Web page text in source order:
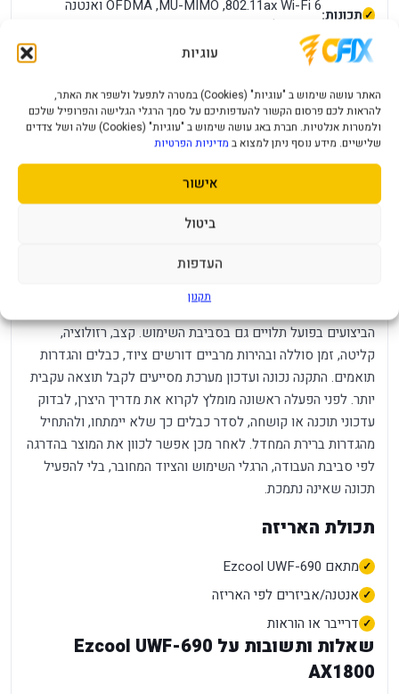
עוגיות
האתר עושה שימוש ב "עוגיות" (Cookies) במטרה לתפעל ולשפר את האתר,
להראות לכם פרסום הקשור להעדפותיכם על סמך הרגלי הגלישה והפרופיל שלכם
ולמטרות אנלטיות. חברת באג עושה שימוש ב "עוגיות" (Cookies) שלה ושל צדדים
שלישיים. מידע נוסף ניתן למצוא ב מדיניות הפרטיות
אישור
ביטול
העדפות
תקנון
תכונות:
Wi-Fi 6 ‏802.11ax, ‏MU-MIMO, ‏OFDMA ואנטנה
חיצונית לפי מבנה הדגם
חשמל / סוללה:
מקבל חשמל דרך USB
ומשקל:
האנטנה והמחבר
תאימות:
Windows לפי הדרייבר המצורף/אתר היבואן וראוטרים
Wi-Fi מדורות קודמים
מה חשוב לדעת לפני הרכישה?
AX1800 הוא סכום מהירויות תאורטיות ואינו מהירות הורדה. יש
לאמת דרייבר למערכת לפני רכישה בנוסף, מומלץ לבדוק את מספר
לשווק גרסאות אזוריות דומות בשם, אך עם מחבר, אביזרים או
הביצועים בפועל תלויים גם בסביבת השימוש. קצב, רזולוציה,
קליטה, זמן סוללה ובהירות מרביים דורשים ציוד, כבלים והגדרות
תואמים. התקנה נכונה ועדכון מערכת מסייעים לקבל תוצאה עקבית
יותר. לפני הפעלה ראשונה מומלץ לקרוא את מדריך היצרן, לבדוק
עדכוני תוכנה או קושחה, לסדר כבלים כך שלא יימתחו, ולהתחיל
מהגדרות ברירת המחדל. לאחר מכן אפשר לכוון את המוצר בהדרגה
לפי סביבת העבודה, הרגלי השימוש והציוד המחובר, בלי להפעיל
תכונה שאינה נתמכת.
תכולת האריזה
מתאם Ezcool UWF-690
אנטנה/אביזרים לפי האריזה
דרייבר או הוראות
שאלות ותשובות על Ezcool UWF-690
AX1800